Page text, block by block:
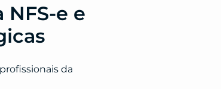
NFS-e e
da